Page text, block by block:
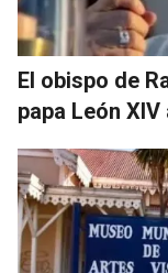
El obispo de
papa León